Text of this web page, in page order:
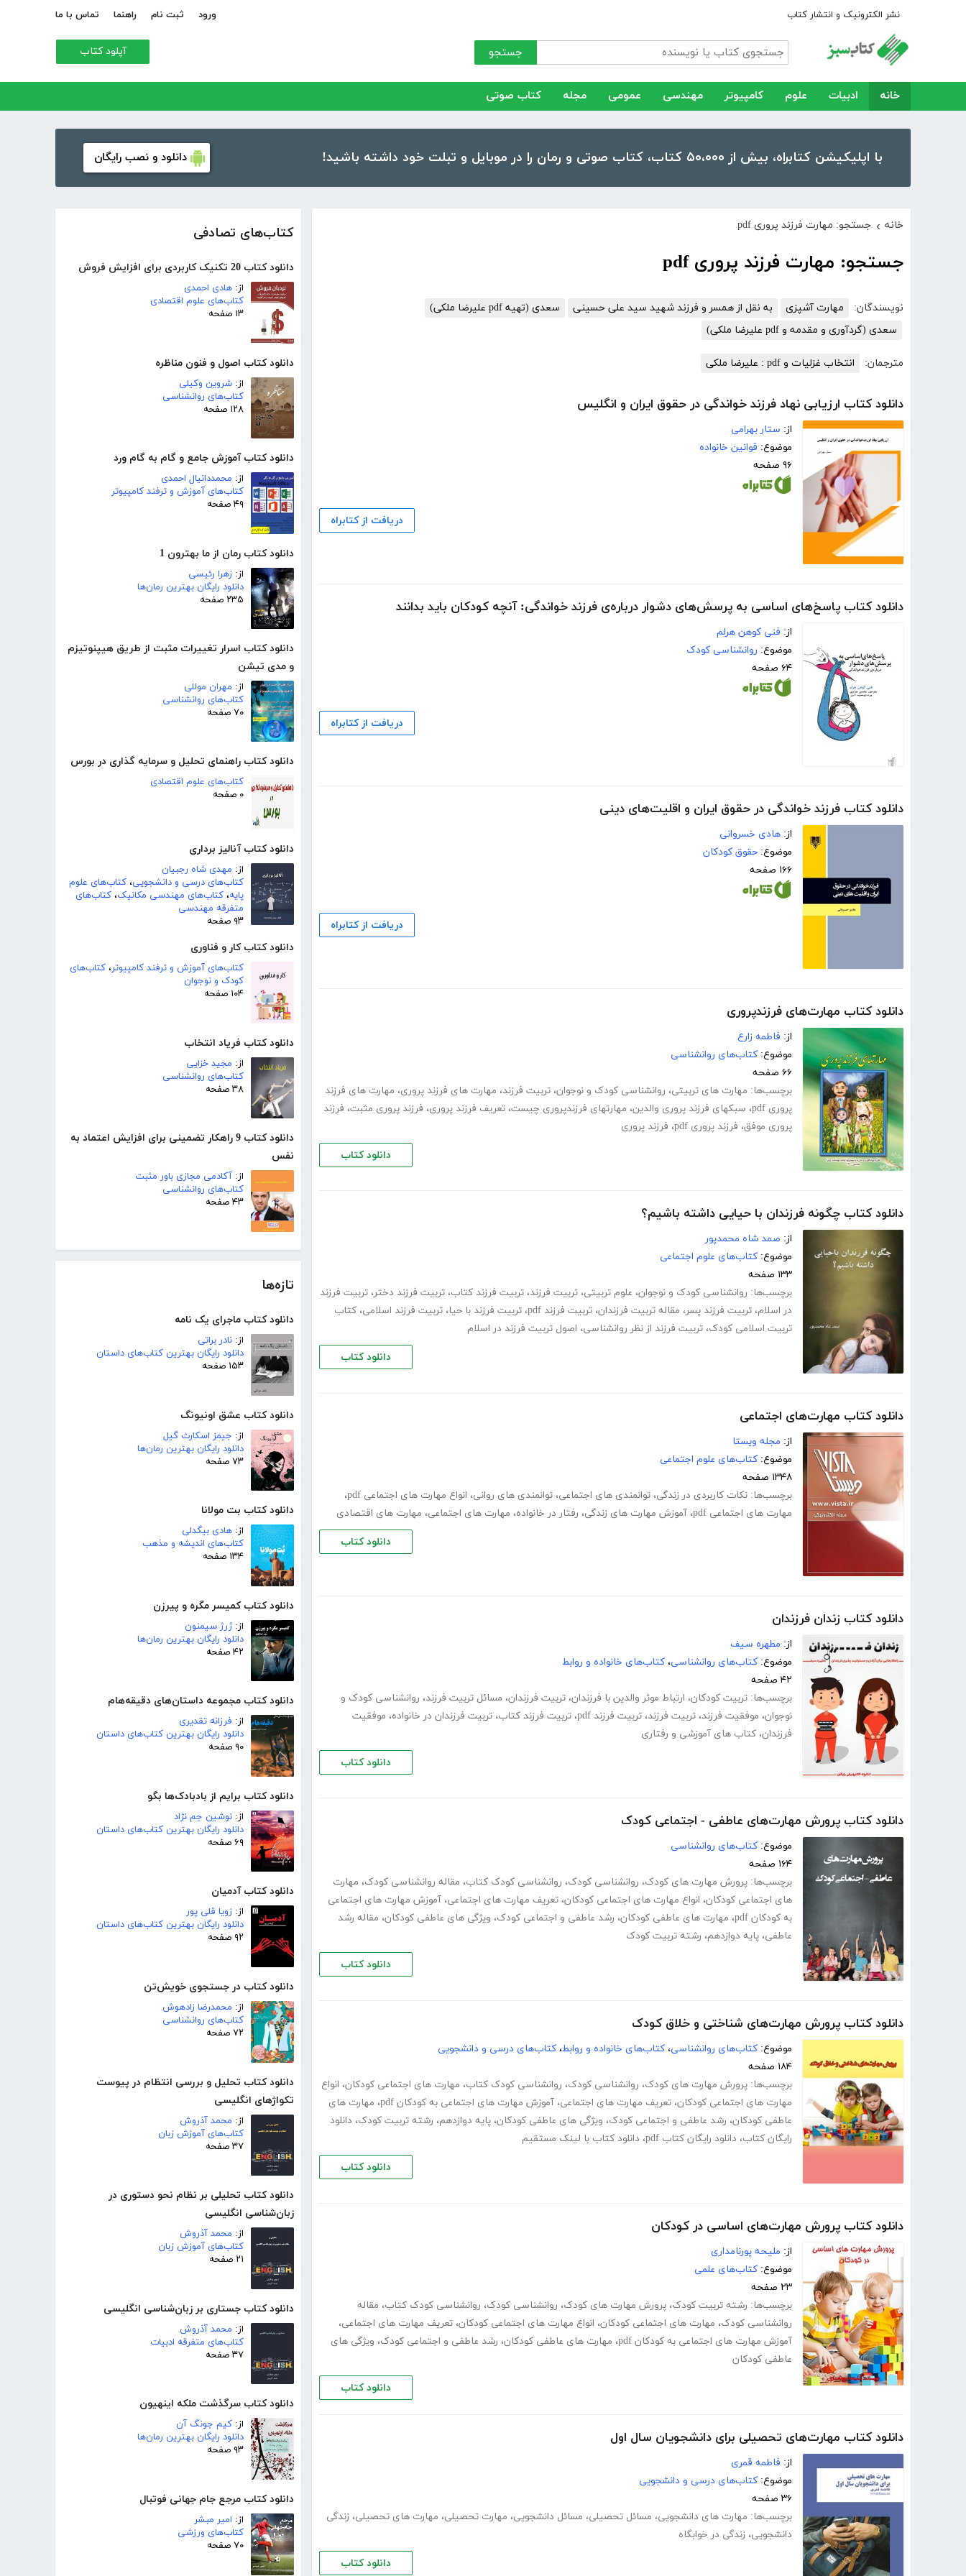
نشر الکترونیک و انتشار کتاب ورود ثبت نام راهنما تماس با ما
جستجو آپلود کتاب
خانه ادبیات علوم کامپیوتر مهندسی عمومی مجله کتاب صوتی
با اپلیکیشن کتابراه، بیش از ۵۰،۰۰۰ کتاب، کتاب صوتی و رمان را در موبایل و تبلت خود داشته باشید! دانلود و نصب رایگان
کتاب‌های تصادفی
دانلود کتاب 20 تکنیک کاربردی برای افزایش فروش
از: هادی احمدی
کتاب‌های علوم اقتصادی
۱۳ صفحه
دانلود کتاب اصول و فنون مناظره
از: شروین وکیلی
کتاب‌های روانشناسی
۱۲۸ صفحه
دانلود کتاب آموزش جامع و گام به گام ورد
از: محمددانیال احمدی
کتاب‌های آموزش و ترفند کامپیوتر
۴۹ صفحه
دانلود کتاب رمان از ما بهترون 1
از: زهرا رئیسی
دانلود رایگان بهترین رمان‌ها
۲۳۵ صفحه
دانلود کتاب اسرار تغییرات مثبت از طریق هیپنوتیزم
و مدی تیشن
از: مهران موللی
کتاب‌های روانشناسی
۷۰ صفحه
دانلود کتاب راهنمای تحلیل و سرمایه گذاری در بورس
کتاب‌های علوم اقتصادی
۰ صفحه
دانلود کتاب آنالیز برداری
از: مهدی شاه رجبیان
کتاب‌های درسی و دانشجویی، کتاب‌های علوم
پایه، کتاب‌های مهندسی مکانیک، کتاب‌های
متفرقه مهندسی
۹۳ صفحه
دانلود کتاب کار و فناوری
کتاب‌های آموزش و ترفند کامپیوتر، کتاب‌های
کودک و نوجوان
۱۰۴ صفحه
دانلود کتاب فریاد انتخاب
از: مجید خزایی
کتاب‌های روانشناسی
۳۸ صفحه
دانلود کتاب 9 راهکار تضمینی برای افزایش اعتماد به
نفس
از: آکادمی مجازی باور مثبت
کتاب‌های روانشناسی
۴۳ صفحه
تازه‌ها
دانلود کتاب ماجرای یک نامه
از: نادر براتی
دانلود رایگان بهترین کتاب‌های داستان
۱۵۳ صفحه
دانلود کتاب عشق اونیونگ
از: جیمز اسکارث گیل
دانلود رایگان بهترین رمان‌ها
۷۳ صفحه
دانلود کتاب بت مولانا
از: هادی بیگدلی
کتاب‌های اندیشه و مذهب
۱۳۴ صفحه
دانلود کتاب کمیسر مگره و پیرزن
از:ژرژ سیمنون
دانلود رایگان بهترین رمان‌ها
۴۲ صفحه
دانلود کتاب مجموعه داستان‌های دقیقه‌هام
از: فرزانه تقدیری
دانلود رایگان بهترین کتاب‌های داستان
۹۰ صفحه
دانلود کتاب برایم از بادبادک‌ها بگو
از: نوشین جم نژاد
دانلود رایگان بهترین کتاب‌های داستان
۶۹ صفحه
دانلود کتاب آدمیان
از: زویا قلی پور
دانلود رایگان بهترین کتاب‌های داستان
۹۲ صفحه
دانلود کتاب در جستجوی خویش‌تن
از: محمدرضا زادهوش
کتاب‌های روانشناسی
۷۲ صفحه
دانلود کتاب تحلیل و بررسی انتظام در پیوست
تکواژهای انگلیسی
از: محمد آذروش
کتاب‌های آموزش زبان
۳۷ صفحه
دانلود کتاب تحلیلی بر نظام نحو دستوری در
زبان‌شناسی انگلیسی
از: محمد آذروش
کتاب‌های آموزش زبان
۲۱ صفحه
دانلود کتاب جستاری بر زبان‌شناسی انگلیسی
از: محمد آذروش
کتاب‌های متفرقه ادبیات
۳۷ صفحه
دانلود کتاب سرگذشت ملکه اینهیون
از: کیم جونگ آن
دانلود رایگان بهترین رمان‌ها
۹۳ صفحه
دانلود کتاب مرجع جام جهانی فوتبال
از: امیر مبشر
کتاب‌های ورزشی
۷۰ صفحه
خانه › جستجو: مهارت فرزند پروری pdf
جستجو: مهارت فرزند پروری pdf
نویسندگان: مهارت آشپزی به نقل از همسر و فرزند شهید سید علی حسینی
سعدی (تهیه pdf علیرضا ملکی)
سعدی (گردآوری و مقدمه و pdf علیرضا ملکی)
مترجمان: انتخاب غزلیات و pdf : علیرضا ملکی
دانلود کتاب ارزیابی نهاد فرزند خواندگی در حقوق ایران و انگلیس
از: ستار بهرامی
موضوع: قوانین خانواده
۹۶ صفحه
دریافت از کتابراه
دانلود کتاب پاسخ‌های اساسی به پرسش‌های دشوار درباره‌ی فرزند خواندگی: آنچه کودکان باید بدانند
از: فنی کوهن هرلم
موضوع: روانشناسی کودک
۶۴ صفحه
دریافت از کتابراه
دانلود کتاب فرزند خواندگی در حقوق ایران و اقلیت‌های دینی
از: هادی خسروانی
موضوع: حقوق کودکان
۱۶۶ صفحه
دریافت از کتابراه
دانلود کتاب مهارت‌های فرزندپروری
از: فاطمه زارع
موضوع: کتاب‌های روانشناسی
۶۶ صفحه
برچسب‌ها: مهارت های تربیتی، روانشناسی کودک و نوجوان، تربیت فرزند، مهارت های فرزند پروری، مهارت های فرزند
پروری pdf
، سبکهای فرزند پروری والدین، مهارتهای فرزندپروری چیست، تعریف فرزند پروری، فرزند پروری مثبت، فرزند
پروری موفق، فرزند پروری pdf ، فرزند پروری
دانلود کتاب
دانلود کتاب چگونه فرزندان با حیایی داشته باشیم؟
از: صمد شاه محمدپور
موضوع: کتاب‌های علوم اجتماعی
۱۳۳ صفحه
برچسب‌ها: روانشناسی کودک و نوجوان، علوم تربیتی، تربیت فرزند، تربیت فرزند کتاب، تربیت فرزند دختر، تربیت فرزند
در اسلام، تربیت فرزند پسر، مقاله تربیت فرزندان، تربیت فرزند pdf ، تربیت فرزند با حیا، تربیت فرزند اسلامی، کتاب
تربیت اسلامی کودک، تربیت فرزند از نظر روانشناسی، اصول تربیت فرزند در اسلام
دانلود کتاب
دانلود کتاب مهارت‌های اجتماعی
از: مجله ویستا
موضوع: کتاب‌های علوم اجتماعی
۱۳۴۸ صفحه
برچسب‌ها: نکات کاربردی در زندگی، توانمندی های اجتماعی، توانمندی های روانی، انواع مهارت های اجتماعی pdf
،
مهارت های اجتماعی pdf
، آموزش مهارت های زندگی، رفتار در خانواده، مهارت های اجتماعی، مهارت های اقتصادی
دانلود کتاب
دانلود کتاب زندان فرزندان
از: مطهره سیف
موضوع: کتاب‌های روانشناسی، کتاب‌های خانواده و روابط
۴۲ صفحه
برچسب‌ها: تربیت کودکان، ارتباط موثر والدین با فرزندان، تربیت فرزندان، مسائل تربیت فرزند، روانشناسی کودک و
نوجوان، موفقیت فرزند، تربیت فرزند، تربیت فرزند pdf ، تربیت فرزند کتاب، تربیت فرزندان در خانواده، موفقیت
فرزندان، کتاب های آموزشی و رفتاری
دانلود کتاب
دانلود کتاب پرورش مهارت‌های عاطفی - اجتماعی کودک
موضوع: کتاب‌های روانشناسی
۱۶۴ صفحه
برچسب‌ها: پرورش مهارت های کودک، روانشناسی کودک، روانشناسی کودک کتاب، مقاله روانشناسی کودک، مهارت
های اجتماعی کودکان، انواع مهارت های اجتماعی کودکان، تعریف مهارت های اجتماعی، آموزش مهارت های اجتماعی
به کودکان pdf
، مهارت های عاطفی کودکان، رشد عاطفی و اجتماعی کودک، ویژگی های عاطفی کودکان، مقاله رشد
عاطفی، پایه دوازدهم، رشته تربیت کودک
دانلود کتاب
دانلود کتاب پرورش مهارت‌های شناختی و خلاق کودک
موضوع: کتاب‌های روانشناسی، کتاب‌های خانواده و روابط، کتاب‌های درسی و دانشجویی
۱۸۴ صفحه
برچسب‌ها: پرورش مهارت های کودک، روانشناسی کودک، روانشناسی کودک کتاب، مهارت های اجتماعی کودکان، انواع
مهارت های اجتماعی کودکان، تعریف مهارت های اجتماعی، آموزش مهارت های اجتماعی به کودکان pdf ، مهارت های
عاطفی کودکان، رشد عاطفی و اجتماعی کودک، ویژگی های عاطفی کودکان، پایه دوازدهم، رشته تربیت کودک، دانلود
رایگان کتاب، دانلود رایگان کتاب pdf ، دانلود کتاب با لینک مستقیم
دانلود کتاب
دانلود کتاب پرورش مهارت‌های اساسی در کودکان
از: ملیحه پورنامداری
موضوع: کتاب‌های علمی
۲۳ صفحه
برچسب‌ها: رشته تربیت کودک، پرورش مهارت های کودک، روانشناسی کودک، روانشناسی کودک کتاب، مقاله
روانشناسی کودک، مهارت های اجتماعی کودکان، انواع مهارت های اجتماعی کودکان، تعریف مهارت های اجتماعی،
آموزش مهارت های اجتماعی به کودکان pdf
، مهارت های عاطفی کودکان، رشد عاطفی و اجتماعی کودک، ویژگی های
عاطفی کودکان
دانلود کتاب
دانلود کتاب مهارت‌های تحصیلی برای دانشجویان سال اول
از: فاطمه قمری
موضوع: کتاب‌های درسی و دانشجویی
۳۶ صفحه
برچسب‌ها: مهارت های دانشجویی، مسائل تحصیلی، مسائل دانشجویی، مهارت تحصیلی، مهارت های تحصیلی، زندگی
دانشجویی، زندگی در خوابگاه
دانلود کتاب